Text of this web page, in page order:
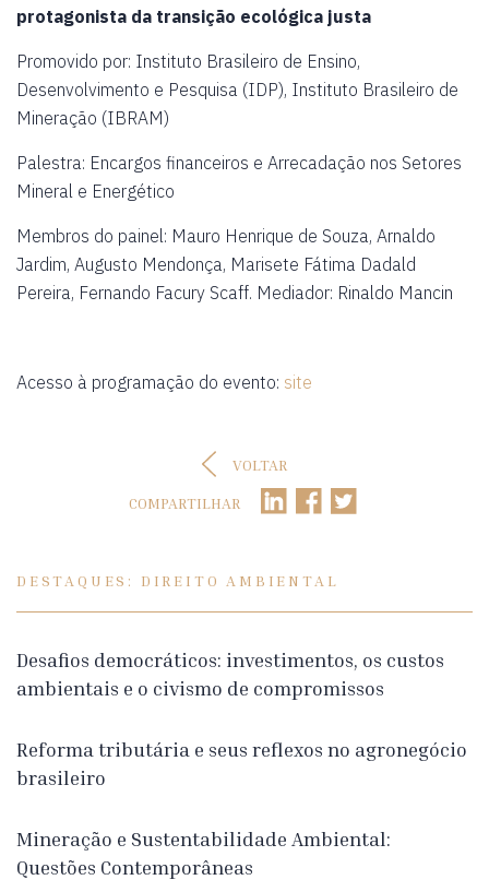
protagonista da transição ecológica justa
Promovido por: Instituto Brasileiro de Ensino,
Desenvolvimento e Pesquisa (IDP), Instituto Brasileiro de
Mineração (IBRAM)
Palestra: Encargos financeiros e Arrecadação nos Setores
Mineral e Energético
Membros do painel: Mauro Henrique de Souza, Arnaldo
Jardim, Augusto Mendonça, Marisete Fátima Dadald
Pereira, Fernando Facury Scaff. Mediador: Rinaldo Mancin
Acesso à programação do evento: site
VOLTAR
COMPARTILHAR
DESTAQUES: DIREITO AMBIENTAL
Desafios democráticos: investimentos, os custos
ambientais e o civismo de compromissos
Reforma tributária e seus reflexos no agronegócio
brasileiro
Mineração e Sustentabilidade Ambiental:
Questões Contemporâneas